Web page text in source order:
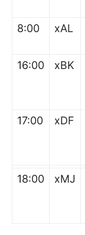
8:00 xAL
16:00 xBK
17:00 xDF
18:00 xMJ